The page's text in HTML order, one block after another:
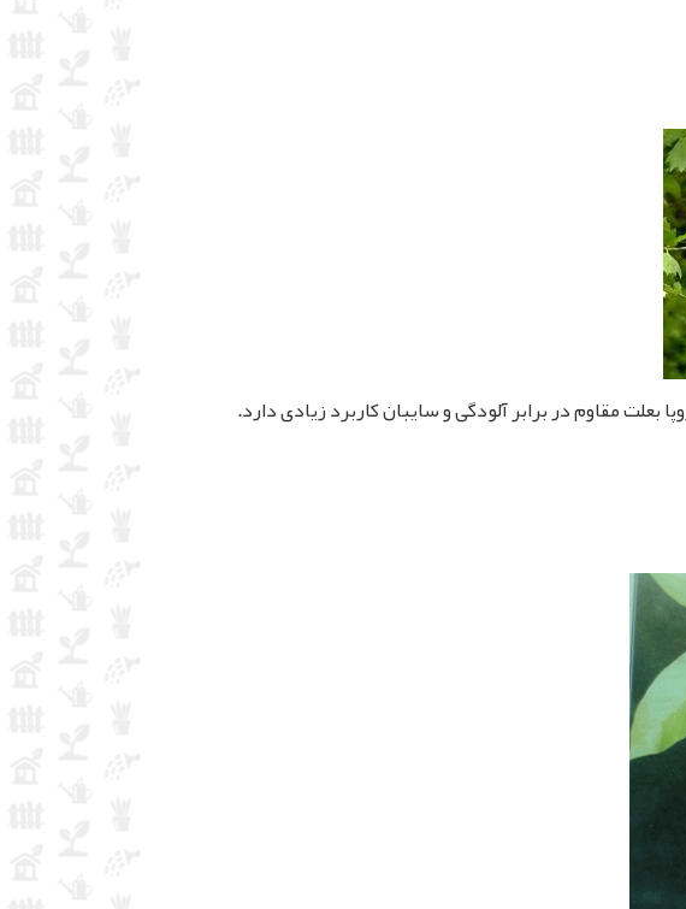
بعلت مقاوم در برابر آلودگی و سایبان کاربرد زیادی دارد.